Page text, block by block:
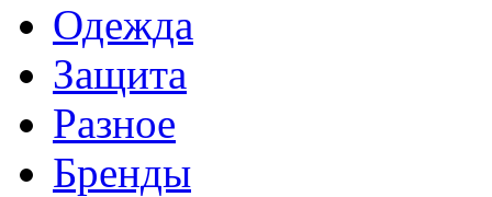
Одежда
Защита
Разное
Бренды